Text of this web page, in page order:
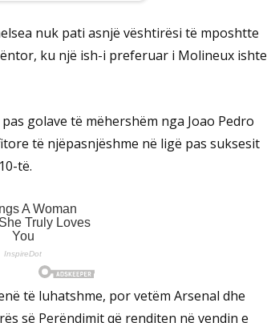
nuk pati asnjë vështirësi të mposhtte
ku një ish-i preferuar i Molineux ishte
golave të mëhershëm nga Joao Pedro
të njëpasnjëshme në ligë pas suksesit
të.
të luhatshme, por vetëm Arsenal dhe
së Perëndimit që renditen në vendin e